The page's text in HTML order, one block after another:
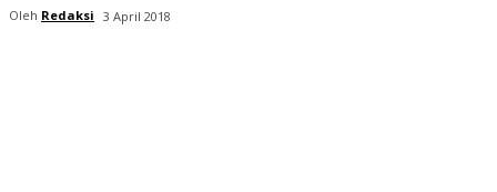
Oleh Redaksi 3 April 2018